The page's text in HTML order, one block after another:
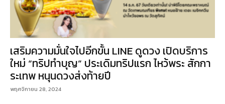
เสริมความมั่นใจไปอีกขั้น LINE ดูดวง เปิดบริการ
ใหม่ “ทริปทำบุญ” ประเดิมทริปแรก ไหว้พระ สักกา
ระเทพ หนุนดวงส่งท้ายปี
พฤศจิกายน 28, 2024